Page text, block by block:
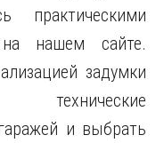
практическими
нашем сайте.
задумки
технические
и выбрать